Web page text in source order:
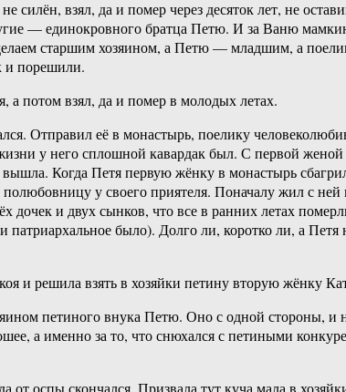
взял, да и помер через десяток лет, не
— единокровного братца Петю. И за Ваню
старшим хозяином, а Петю — младшим, а
и порешили.
а потом взял, да и помер в молодых летах.
Отправил её в монастырь, поелику
у него сплошной кавардак был. С первой
Когда Петя первую жёнку в монастырь
у своего приятеля. Поначалу жил с ней
дочек и двух сынков, что все в ранних летах
патриархальное было). Долго ли, коротко ли, а
и решила взять в хозяйки петину вторую жёнку
петиного внука Петю. Оно с одной стороны, и
а именно за то, что снюхался с петиными